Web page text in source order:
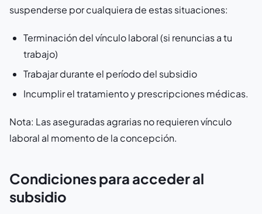
suspenderse por cualquiera de estas situaciones:
Terminación del vínculo laboral (si renuncias a tu
trabajo)
Trabajar durante el período del subsidio
Incumplir el tratamiento y prescripciones médicas.
Nota: Las aseguradas agrarias no requieren vínculo
laboral al momento de la concepción.
Condiciones para acceder al
subsidio